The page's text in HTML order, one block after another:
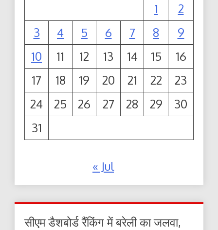
1
2
3
4 5 6 7 8
9
10
11 12 13 14 15
16
17
18 19 20 21 22
23
24
25 26 27 28 29
30
31
« Jul
सीएम डैशबोर्ड रैंकिंग में बरेली का जलवा,